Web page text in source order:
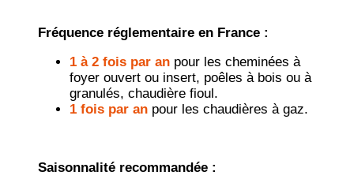
Fréquence réglementaire en France :
1 à 2 fois par an pour les cheminées à
foyer ouvert ou insert, poêles à bois ou à
granulés, chaudière fioul.
1 fois par an pour les chaudières à gaz.
Saisonnalité recommandée :